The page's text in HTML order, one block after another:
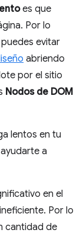
es que
Por lo
evitar
abriendo
por el sitio
Nodos de DOM
lentos en tu
a
en el
Por lo
cantidad de